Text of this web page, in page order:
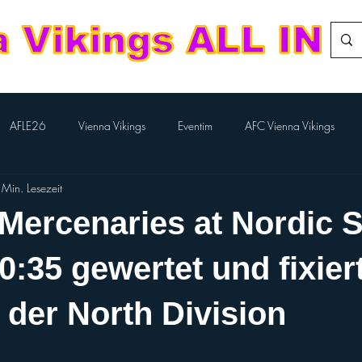
AFLE26 Vienna Vikings Eventim AFC Vienna Vikings
Kampfmannschaft
Flag-Herren Division Team European League of Football
Performance Cheer Sport Austria Finals ÖCCV
at Nordic
gewertet und
der North Division
Lesezeit